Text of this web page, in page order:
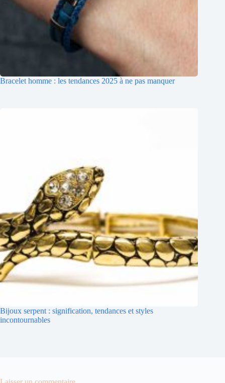
Bracelet homme : les tendances 2025 à ne pas manquer
Bijoux serpent : signification, tendances et styles
incontournables